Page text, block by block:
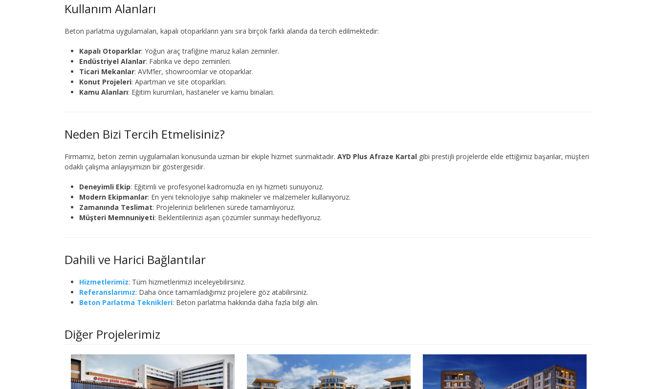
Kullanım Alanları
Beton parlatma uygulamaları, kapalı otoparkların yanı sıra birçok farklı alanda da tercih edilmektedir:
Kapalı Otoparklar: Yoğun araç trafiğine maruz kalan zeminler.
Endüstriyel Alanlar: Fabrika ve depo zeminleri.
Ticari Mekanlar: AVM’ler, showroomlar ve otoparklar.
Konut Projeleri: Apartman ve site otoparkları.
Kamu Alanları: Eğitim kurumları, hastaneler ve kamu binaları.
Neden Bizi Tercih Etmelisiniz?
Firmamız, beton zemin uygulamaları konusunda uzman bir ekiple hizmet sunmaktadır. AYD Plus Afraze Kartal gibi prestijli projelerde elde ettiğimiz başarılar, müşteri
odaklı çalışma anlayışımızın bir göstergesidir.
Deneyimli Ekip: Eğitimli ve profesyonel kadromuzla en iyi hizmeti sunuyoruz.
Modern Ekipmanlar: En yeni teknolojiye sahip makineler ve malzemeler kullanıyoruz.
Zamanında Teslimat: Projelerinizi belirlenen sürede tamamlıyoruz.
Müşteri Memnuniyeti: Beklentilerinizi aşan çözümler sunmayı hedefliyoruz.
Dahili ve Harici Bağlantılar
Hizmetlerimiz: Tüm hizmetlerimizi inceleyebilirsiniz.
Referanslarımız: Daha önce tamamladığımız projelere göz atabilirsiniz.
Beton Parlatma Teknikleri: Beton parlatma hakkında daha fazla bilgi alın.
Diğer Projelerimiz